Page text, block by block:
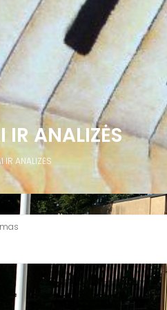
IR ANALIZĖS
IR ANALIZĖS